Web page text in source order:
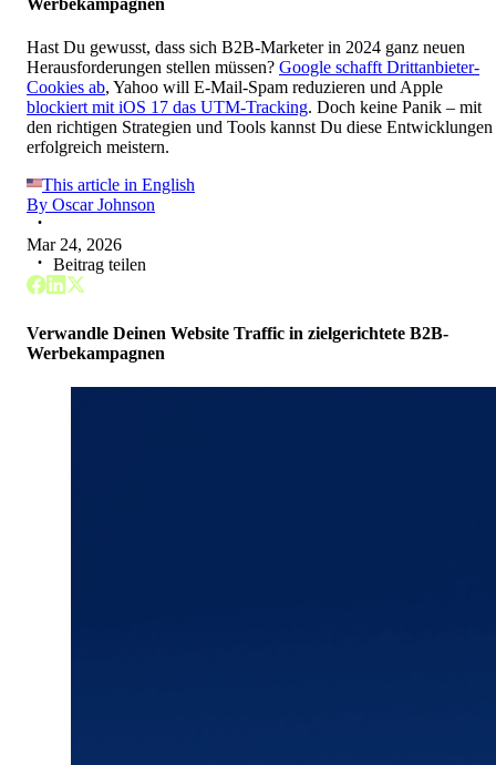
Werbekampagnen
Hast Du gewusst, dass sich B2B-Marketer in 2024 ganz neuen
Herausforderungen stellen müssen? Google schafft Drittanbieter-
Cookies ab, Yahoo will E-Mail-Spam reduzieren und Apple
blockiert mit iOS 17 das UTM-Tracking. Doch keine Panik – mit
den richtigen Strategien und Tools kannst Du diese Entwicklungen
erfolgreich meistern.
This article in English
By Oscar Johnson
Mar 24, 2026
Beitrag teilen
Verwandle Deinen Website Traffic in zielgerichtete B2B-
Werbekampagnen